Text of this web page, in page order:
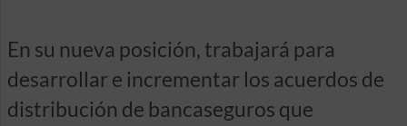
En su nueva posición, trabajará para
desarrollar e incrementar los acuerdos de
distribución de bancaseguros que